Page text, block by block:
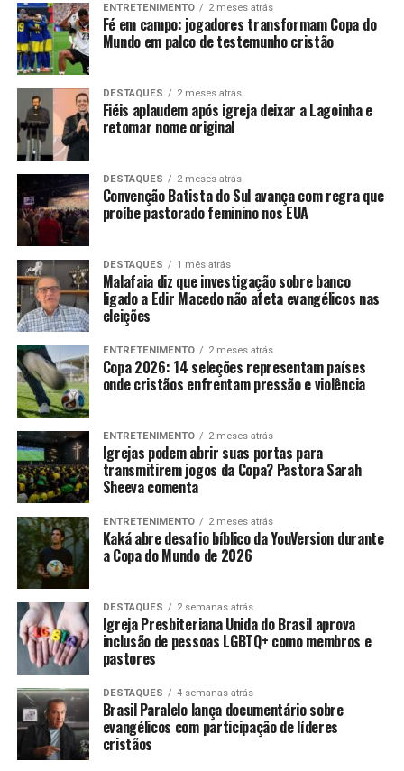
ENTRETENIMENTO 2 meses atrás
Fé em campo: jogadores transformam Copa do
Mundo em palco de testemunho cristão
DESTAQUES 2 meses atrás
Fiéis aplaudem após igreja deixar a Lagoinha e
retomar nome original
DESTAQUES 2 meses atrás
Convenção Batista do Sul avança com regra que
proíbe pastorado feminino nos EUA
DESTAQUES 1 mês atrás
Malafaia diz que investigação sobre banco
ligado a Edir Macedo não afeta evangélicos nas
eleições
ENTRETENIMENTO 2 meses atrás
Copa 2026: 14 seleções representam países
onde cristãos enfrentam pressão e violência
ENTRETENIMENTO 2 meses atrás
Igrejas podem abrir suas portas para
transmitirem jogos da Copa? Pastora Sarah
Sheeva comenta
ENTRETENIMENTO 2 meses atrás
Kaká abre desafio bíblico da YouVersion durante
a Copa do Mundo de 2026
DESTAQUES 2 semanas atrás
Igreja Presbiteriana Unida do Brasil aprova
inclusão de pessoas LGBTQ+ como membros e
pastores
DESTAQUES 4 semanas atrás
Brasil Paralelo lança documentário sobre
evangélicos com participação de líderes
cristãos